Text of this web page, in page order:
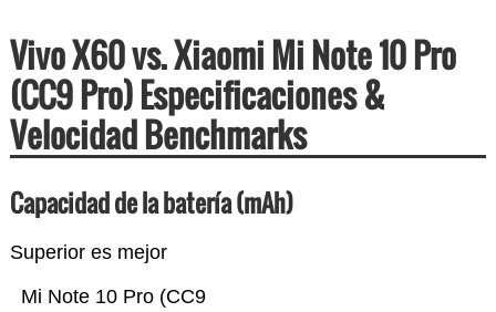
Vivo X60 vs. Xiaomi Mi Note 10 Pro
(CC9 Pro) Especificaciones &
Velocidad Benchmarks
Capacidad de la batería (mAh)
Superior es mejor
Mi Note 10 Pro (CC9